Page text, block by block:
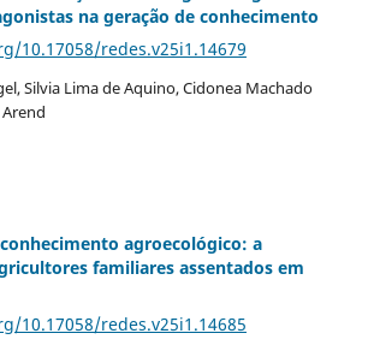
na geração de conhecimento
10.17058/redes.v25i1.14679
Silvia Lima de Aquino, Cidonea Machado
agroecológico: a
familiares assentados em
10.17058/redes.v25i1.14685